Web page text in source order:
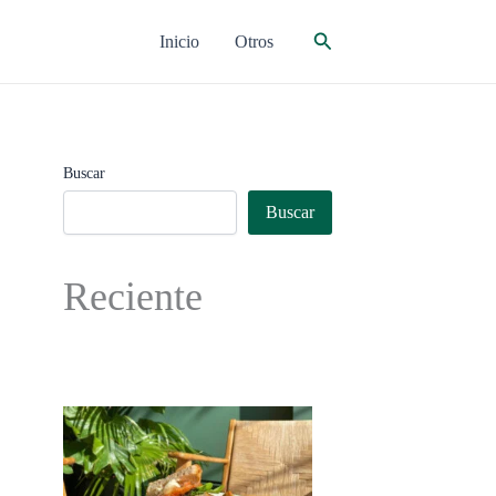
Inicio Otros Buscar
Buscar
Buscar
Reciente